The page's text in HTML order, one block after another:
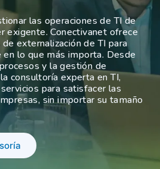
las operaciones de TI de
exigente. Conectivanet ofrece
externalización de TI para
lo que más importa. Desde
y la gestión de
consultoría experta en TI,
para satisfacer las
sin importar su tamaño